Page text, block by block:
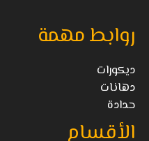
روابط مهمة
ديكورات
دهانات
حدادة
الأقسام